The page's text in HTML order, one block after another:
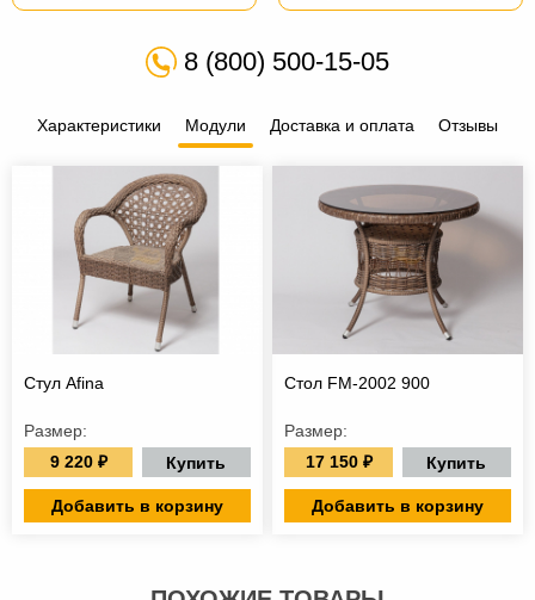
оборудование
8 (800) 500-15-05
Характеристики Модули Доставка и оплата Отзывы
Стул Afina
Размер:
9 220 ₽
Купить
Добавить в корзину
Стол FM-2002 900
Размер:
17 150 ₽
Купить
Добавить в корзину